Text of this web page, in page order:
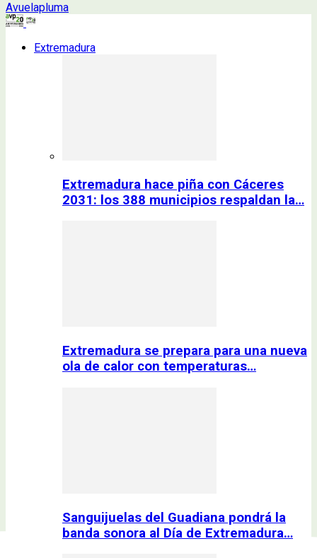
Avuelapluma
Extremadura
Extremadura hace piña con Cáceres
2031: los 388 municipios respaldan la…
Extremadura se prepara para una nueva
ola de calor con temperaturas…
Sanguijuelas del Guadiana pondrá la
banda sonora al Día de Extremadura…